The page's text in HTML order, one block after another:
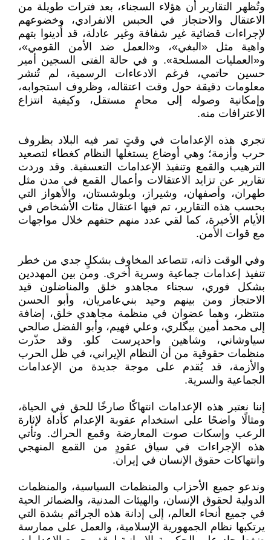
وتُظهر التقارير أن هؤلاء السجناء، بعد فترات طويلة من
الاعتقال والاحتجاز في الحبس الانفرادي، وخضوعهم
لإجراءات قضائية غير شفافة وغير عادلة، قد أُدينوا بتهم
واهية مثل «البغي»، و«العمل ضد الأمن القومي»،
و«العمليات المسلحة». و في حالة الفتى السجين أمير
حسين حاتمي، فرغم الادعاءات الرسمية، لم تُنشر
معلومات دقيقة حول وقت اعتقاله، وظروف استجوابه،
وإمكانية وصوله إلى محامٍ مستقل، وكيفية انتزاع
الاعترافات منه.
تجري هذه الإعدامات في وقتٍ تمر فيه البلاد بظروف
حرب وأزمة؛ وهي أوضاع يستغلها النظام كغطاء لتصعيد
الترهيب والقمع وتنفيذ الإعدامات التعسفية. وقد وردت
تقارير عن تزايد الاعتقالات وأعمال القمع في مدن مثل
طهران، وأصفهان، وشيراز، وبلوشستان، والأهواز التي
بحسب هذه التقارير، تم فيها اعتقال مئات الأشخاص في
الأيام الأخيرة، كما لقي عدد منهم حتفهم خلال مواجهات
مع قوات الأمن.
وفي الوقت ذاته، تتصاعد المخاوف بشكلٍ جدي من خطر
تنفيذ إعدامات جماعية وسرية أخرى. ومن بين المهددين
بشكل فوري، سجناء مجاهدو خلق والمناضلون قيد
الاحتجاز ومن بينهم وحيد بني‌عامريان، وأبو الحسن
منتظر، وهما عضوان في منظمة مجاهدي خلق، إضافة
إلى محمد أمين بيگلري، وعلي فهيم، وأبو الفضل صالحي
سياوشاني، وشاهين واحدپرست كلو. وقد حذّرت
منظمات حقوقية من أن النظام الإيراني، في ظل الحرب
والأزمة، قد يُقدم على موجة جديدة من الإعدامات
الجماعية والسرية.
إننا نعتبر هذه الإعدامات انتهاكًا صارخًا للحق في الحياة،
ومثالًا واضحًا على استخدام عقوبة الإعدام كأداة لإثارة
الرعب وإسكات صوت المعارضة وقمع الحراك. وتأتي
هذه الإجراءات في سياق عقودٍ من القمع المنهجي
وانتهاكات حقوق الإنسان في إيران.
وندعو جميع الأحزاب والمنظمات السياسية، والمنظمات
الدولية لحقوق الإنسان، والهيئات المدنية، والضمائر الحية
في جميع أنحاء العالم، إلى إدانة هذه الجرائم بشدة التي
يرتكبها نظام الجمهورية الإسلامية، والعمل على ممارسة